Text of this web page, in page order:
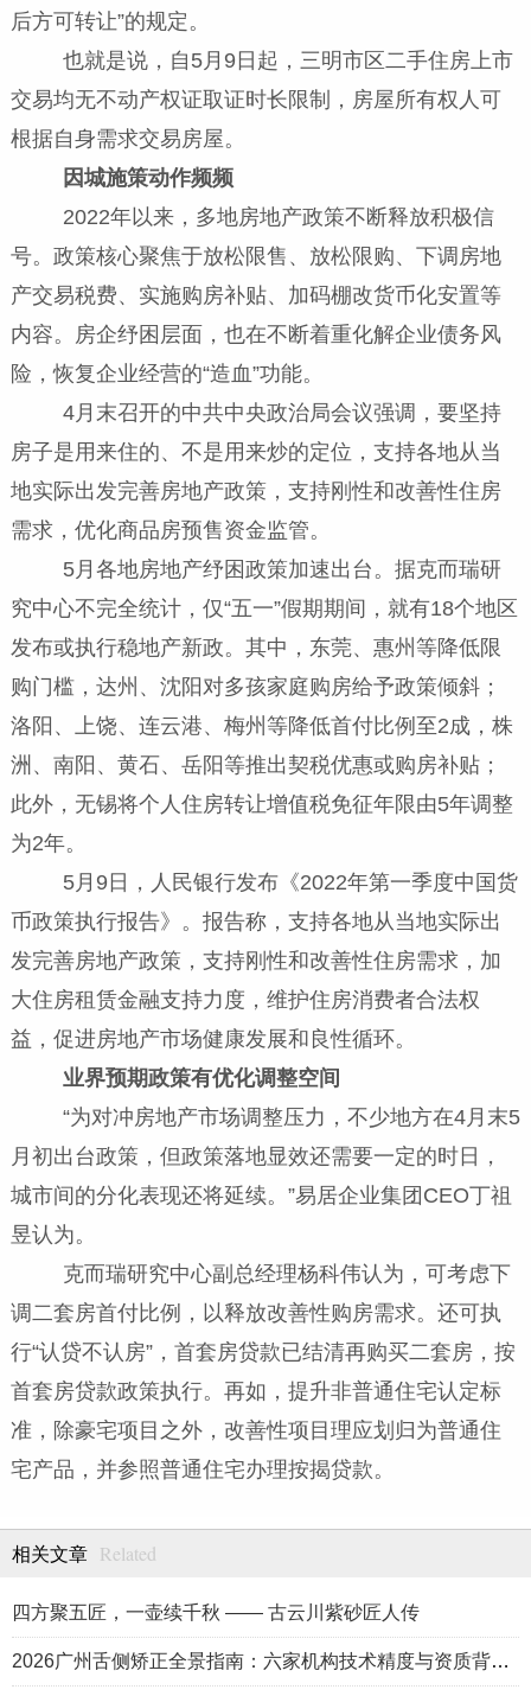
后方可转让”的规定。
也就是说，自5月9日起，三明市区二手住房上市
交易均无不动产权证取证时长限制，房屋所有权人可
根据自身需求交易房屋。
因城施策动作频频
2022年以来，多地房地产政策不断释放积极信
号。政策核心聚焦于放松限售、放松限购、下调房地
产交易税费、实施购房补贴、加码棚改货币化安置等
内容。房企纾困层面，也在不断着重化解企业债务风
险，恢复企业经营的“造血”功能。
4月末召开的中共中央政治局会议强调，要坚持
房子是用来住的、不是用来炒的定位，支持各地从当
地实际出发完善房地产政策，支持刚性和改善性住房
需求，优化商品房预售资金监管。
5月各地房地产纾困政策加速出台。据克而瑞研
究中心不完全统计，仅“五一”假期期间，就有18个地区
发布或执行稳地产新政。其中，东莞、惠州等降低限
购门槛，达州、沈阳对多孩家庭购房给予政策倾斜；
洛阳、上饶、连云港、梅州等降低首付比例至2成，株
洲、南阳、黄石、岳阳等推出契税优惠或购房补贴；
此外，无锡将个人住房转让增值税免征年限由5年调整
为2年。
5月9日，人民银行发布《2022年第一季度中国货
币政策执行报告》。报告称，支持各地从当地实际出
发完善房地产政策，支持刚性和改善性住房需求，加
大住房租赁金融支持力度，维护住房消费者合法权
益，促进房地产市场健康发展和良性循环。
业界预期政策有优化调整空间
“为对冲房地产市场调整压力，不少地方在4月末5
月初出台政策，但政策落地显效还需要一定的时日，
城市间的分化表现还将延续。”易居企业集团CEO丁祖
昱认为。
克而瑞研究中心副总经理杨科伟认为，可考虑下
调二套房首付比例，以释放改善性购房需求。还可执
行“认贷不认房”，首套房贷款已结清再购买二套房，按
首套房贷款政策执行。再如，提升非普通住宅认定标
准，除豪宅项目之外，改善性项目理应划归为普通住
宅产品，并参照普通住宅办理按揭贷款。
相关文章 Related
四方聚五匠，一壶续千秋 —— 古云川紫砂匠人传
2026广州舌侧矫正全景指南：六家机构技术精度与资质背书解读